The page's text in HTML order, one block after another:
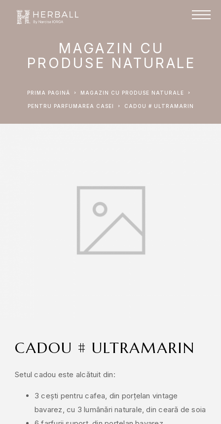
MAGAZIN CU
PRODUSE NATURALE
PRIMA PAGINĂ MAGAZIN CU PRODUSE NATURALE
PENTRU PARFUMAREA CASEI CADOU # ULTRAMARIN
CADOU # ULTRAMARIN
Setul cadou este alcătuit din:
3 cești pentru cafea, din porțelan vintage
bavarez, cu 3 lumânări naturale, din ceară de soia